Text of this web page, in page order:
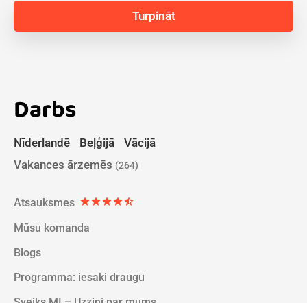
Darbs
Nīderlandē Beļģijā
Vācijā
Vakances ārzemēs (264)
Atsauksmes starstarstarstarstar_half
Mūsu komanda
Blogs
Programma: iesaki draugu